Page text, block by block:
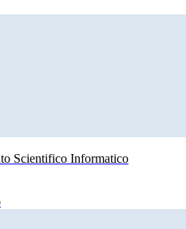
Scientifico Informatico